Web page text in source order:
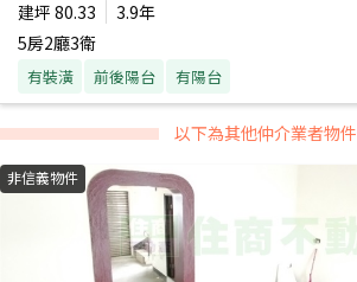
建坪 80.33
3.9年
5房2廳3衛
有裝潢 前後陽台 有陽台
以下為其他仲介業者物件
非信義物件